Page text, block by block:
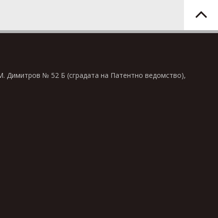
Димитров № 52 Б (сградата на Патентно ведомство),